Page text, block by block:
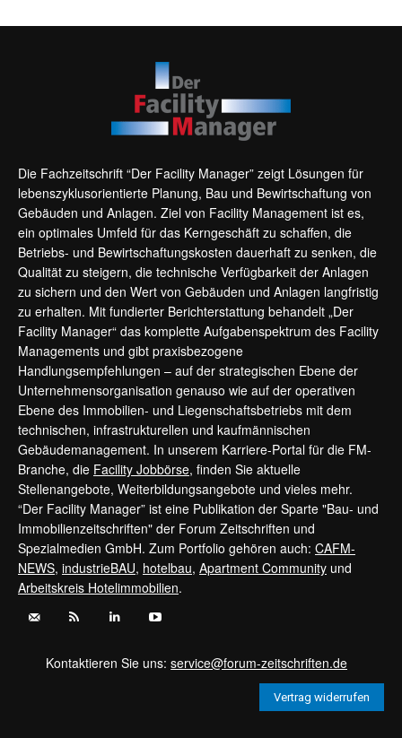
Die Fachzeitschrift “Der Facility Manager” zeigt Lösungen für
lebenszyklusorientierte Planung, Bau und Bewirtschaftung von
Gebäuden und Anlagen. Ziel von Facility Management ist es,
ein optimales Umfeld für das Kerngeschäft zu schaffen, die
Betriebs- und Bewirtschaftungskosten dauerhaft zu senken, die
Qualität zu steigern, die technische Verfügbarkeit der Anlagen
zu sichern und den Wert von Gebäuden und Anlagen langfristig
zu erhalten. Mit fundierter Berichterstattung behandelt „Der
Facility Manager“ das komplette Aufgabenspektrum des Facility
Managements und gibt praxisbezogene
Handlungsempfehlungen – auf der strategischen Ebene der
Unternehmensorganisation genauso wie auf der operativen
Ebene des Immobilien- und Liegenschaftsbetriebs mit dem
technischen, infrastrukturellen und kaufmännischen
Gebäudemanagement. In unserem Karriere-Portal für die FM-
Branche, die Facility Jobbörse, finden Sie aktuelle
Stellenangebote, Weiterbildungsangebote und vieles mehr.
“Der Facility Manager” ist eine Publikation der Sparte "Bau- und
Immobilienzeitschriften" der Forum Zeitschriften und
Spezialmedien GmbH. Zum Portfolio gehören auch: CAFM-
NEWS, industrieBAU, hotelbau, Apartment Community und
Arbeitskreis Hotelimmobilien.
Kontaktieren Sie uns:service@forum-zeitschriften.de
Vertrag widerrufen